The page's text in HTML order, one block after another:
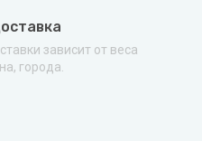
зависит от веса
города.